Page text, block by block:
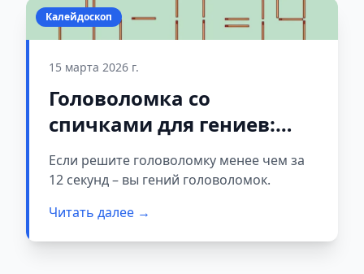
Калейдоскоп
15 марта 2026 г.
Головоломка со
спичками для гениев:
справитесь за 12 секунд?
Если решите головоломку менее чем за
12 секунд – вы гений головоломок.
Читать далее →